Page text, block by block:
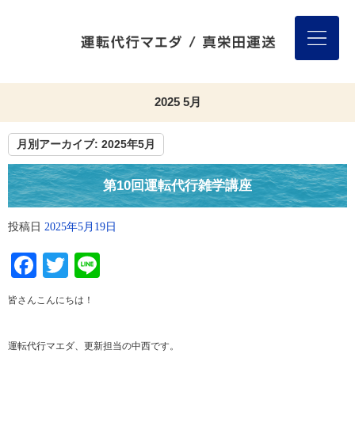
2025 5月
月別アーカイブ: 2025年5月
第10回運転代行雑学講座
投稿日 2025年5月19日
Facebook
Twitter
皆さんこんにちは！
運転代行マエダ、更新担当の中西です。